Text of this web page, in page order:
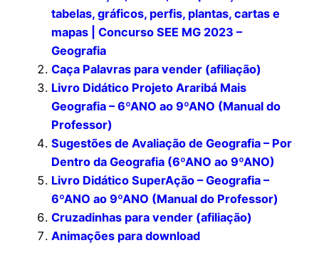
tabelas, gráficos, perfis, plantas, cartas e
mapas | Concurso SEE MG 2023 –
Geografia
Caça Palavras para vender (afiliação)
Livro Didático Projeto Araribá Mais
Geografia – 6ºANO ao 9ºANO (Manual do
Professor)
Sugestões de Avaliação de Geografia – Por
Dentro da Geografia (6ºANO ao 9ºANO)
Livro Didático SuperAção – Geografia –
6ºANO ao 9ºANO (Manual do Professor)
Cruzadinhas para vender (afiliação)
Animações para download